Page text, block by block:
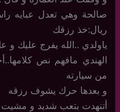
ريال:خذ رزقك
ياولدي ..الله يفرج عليك
من سيارته
و بعدها حرك يشوف رزقه
أتنهدت بتعب شديد و مشيت